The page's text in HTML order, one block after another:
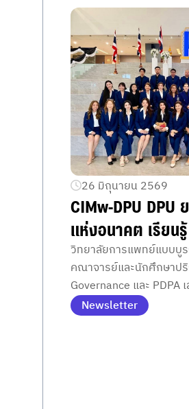
26 มิถุนายน 2569
CIMw-DPU
แห่งอนาคต เรียน
ขับเคลื่อน Digital
วิทยาลัยการแพทย์แบบบู
คณาจารย์และนักศึกษาป
Governance และ
ยุคใหม่ ขับเคลื่อน Digital
Newsletter